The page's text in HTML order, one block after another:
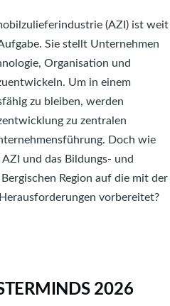
(AZI) ist weit
Sie stellt Unternehmen
Organisation und
Um in einem
zu bleiben, werden
zu zentralen
Doch wie
und das Bildungs- und
Region auf die mit der
vorbereitet?
2026